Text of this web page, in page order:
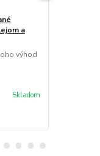
a
výhod
Skladom